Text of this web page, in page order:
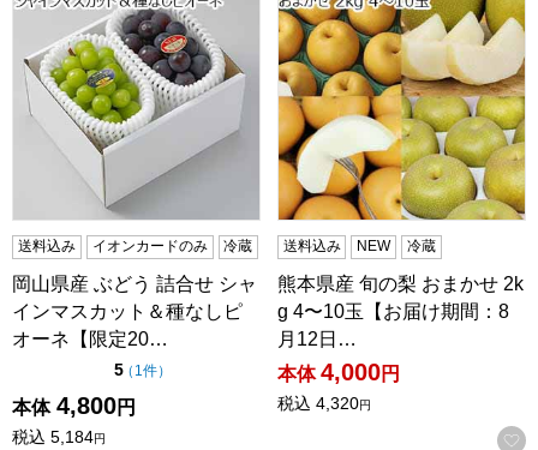
送料込み イオンカードのみ 冷蔵
岡山県産 ぶどう 詰合せ シャ
インマスカット＆種なしピ
オーネ【限定20…
5点（5点満点中）
（ 1件の評価
）
本体 4,800円
税込 5,184円
送料込み NEW 冷蔵
熊本県産 旬の梨 おまかせ 2k
g 4〜10玉【お届け期間：8
月12日…
本体 4,000円
税込 4,320円